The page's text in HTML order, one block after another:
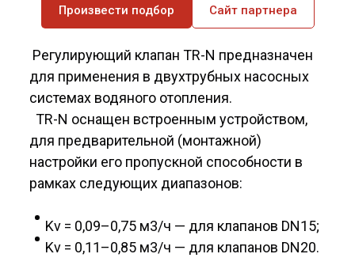
Произвести подбор Сайт партнера
Регулирующий клапан TR-N предназначен
для применения в двухтрубных насосных
системах водяного отопления.
TR-N оснащен встроенным устройством,
для предварительной (монтажной)
настройки его пропускной способности в
рамках следующих диапазонов:
Kv = 0,09–0,75 м3/ч — для клапанов DN15;
Kv = 0,11–0,85 м3/ч — для клапанов DN20.